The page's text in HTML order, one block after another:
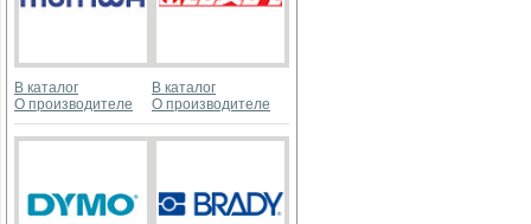
В каталог
О производителе
В каталог
О производителе